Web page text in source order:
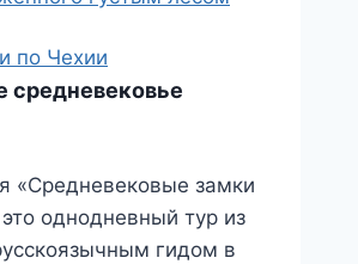
по Чехии
средневековье
«Средневековые замки
однодневный тур из
гидом в